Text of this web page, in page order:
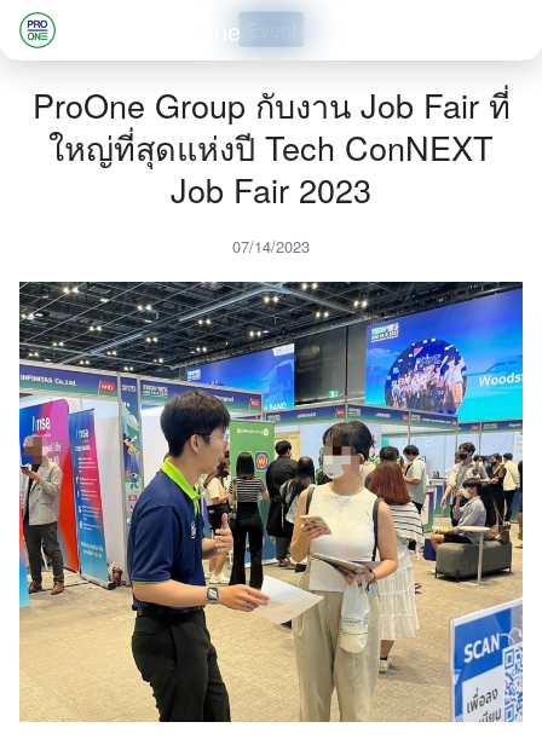
Skip
content
Professional One
for:ProOne Group กับงาน Job Fair ที่
ใหญ่ที่สุดแห่งปี Tech ConNEXT
Job Fair 2023
07/14/2023